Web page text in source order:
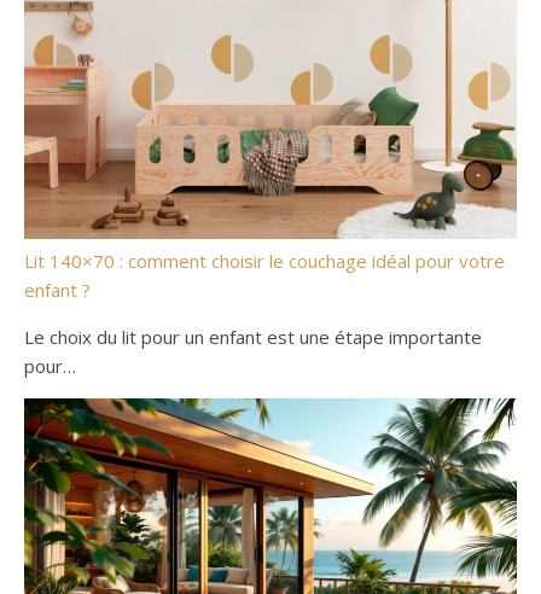
Lit 140×70 : comment choisir le couchage idéal pour votre
enfant ?
Le choix du lit pour un enfant est une étape importante
pour…